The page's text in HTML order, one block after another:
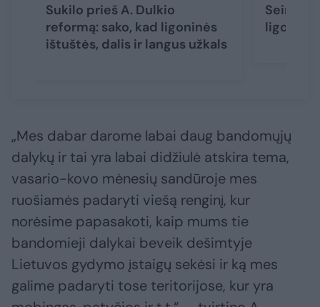
Sukilo prieš A. Dulkio
reformą: sako, kad ligoninės
ištuštės, dalis ir langus užkals
Seime
„Mes dabar darome labai daug bandomųjų
dalykų ir tai yra labai didžiulė atskira tema,
vasario-kovo mėnesių sandūroje mes
ruošiamės padaryti viešą renginį, kur
norėsime papasakoti, kaip mums tie
bandomieji dalykai beveik dešimtyje
Lietuvos gydymo įstaigų sekėsi ir ką mes
galime padaryti tose teritorijose, kur yra